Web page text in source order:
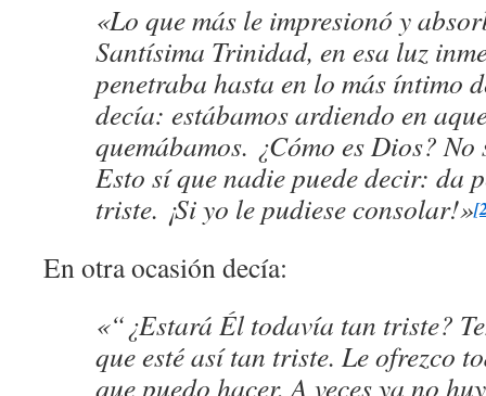
«Lo que más le impresionó y
Santísima Trinidad, en esa luz
penetraba hasta en lo más íntimo
decía: estábamos ardiendo en
quemábamos. ¿Cómo es Dios? No
Esto sí que nadie puede decir: da
triste. ¡Si yo le pudiese consolar!»
En otra ocasión decía:
«“¿Estará Él todavía tan triste?
que esté así tan triste. Le ofrezco
que puedo hacer. A veces ya no